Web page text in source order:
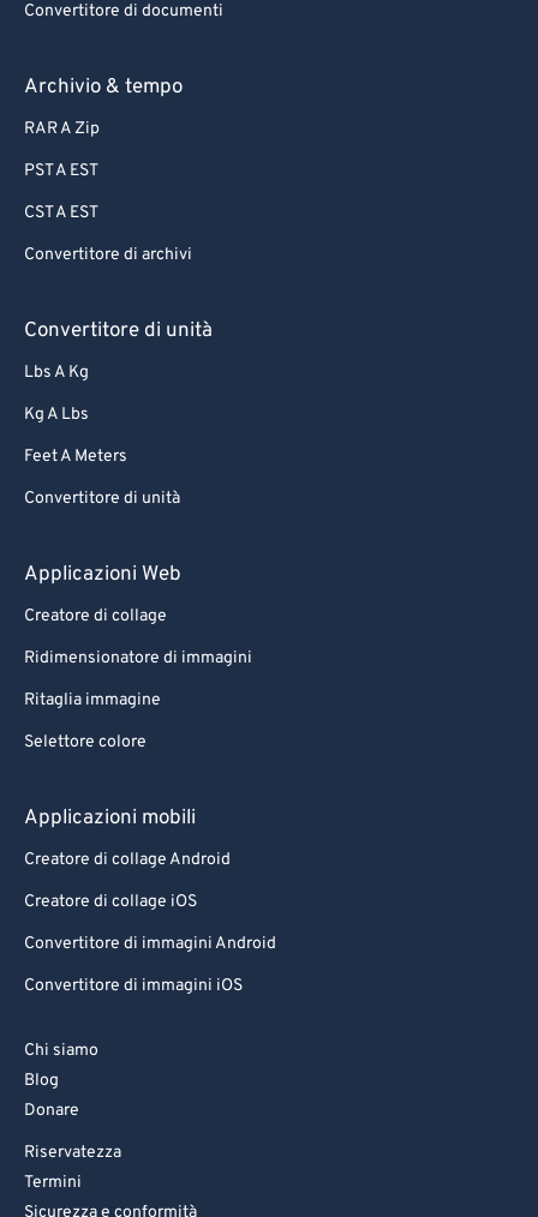
Convertitore di documenti
Archivio & tempo
RAR A Zip
PST A EST
CST A EST
Convertitore di archivi
Convertitore di unità
Lbs A Kg
Kg A Lbs
Feet A Meters
Convertitore di unità
Applicazioni Web
Creatore di collage
Ridimensionatore di immagini
Ritaglia immagine
Selettore colore
Applicazioni mobili
Creatore di collage Android
Creatore di collage iOS
Convertitore di immagini Android
Convertitore di immagini iOS
Chi siamo
Blog
Donare
Riservatezza
Termini
Sicurezza e conformità